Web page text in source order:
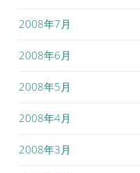
2008年7月
2008年6月
2008年5月
2008年4月
2008年3月